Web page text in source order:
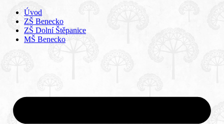
Úvod
ZŠ Benecko
ZŠ Dolní Štěpanice
MŠ Benecko